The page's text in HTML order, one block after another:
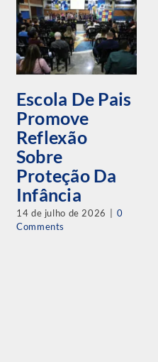
Escola De Pais
Promove
Reflexão
Sobre
Proteção Da
Infância
14 de julho de 2026
0
Comments